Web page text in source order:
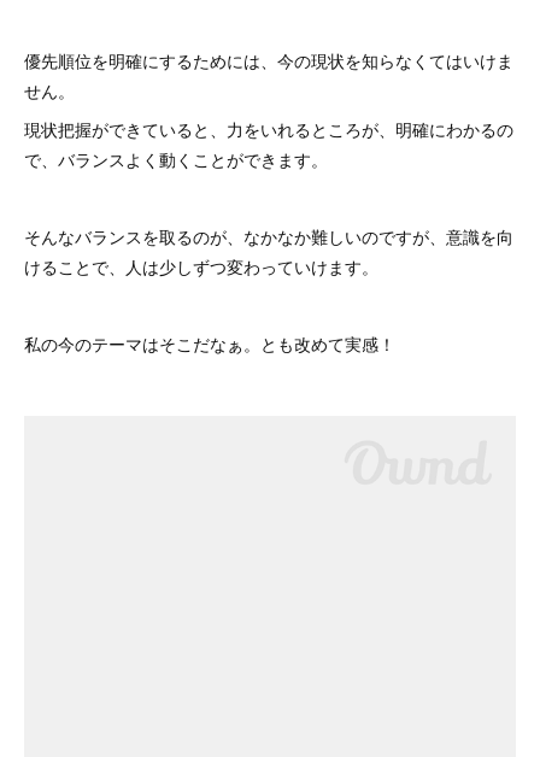
優先順位を明確にするためには、今の現状を知らなくてはいけま
せん。
現状把握ができていると、力をいれるところが、明確にわかるの
で、バランスよく動くことができます。
そんなバランスを取るのが、なかなか難しいのですが、意識を向
けることで、人は少しずつ変わっていけます。
私の今のテーマはそこだなぁ。とも改めて実感！